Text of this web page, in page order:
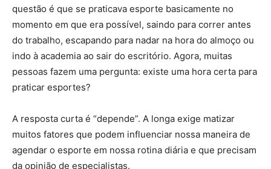
questão é que se praticava esporte basicamente no
momento em que era possível, saindo para correr antes
do trabalho, escapando para nadar na hora do almoço ou
indo à academia ao sair do escritório. Agora, muitas
pessoas fazem uma pergunta: existe uma hora certa para
praticar esportes?
A resposta curta é “depende”. A longa exige matizar
muitos fatores que podem influenciar nossa maneira de
agendar o esporte em nossa rotina diária e que precisam
da opinião de especialistas.